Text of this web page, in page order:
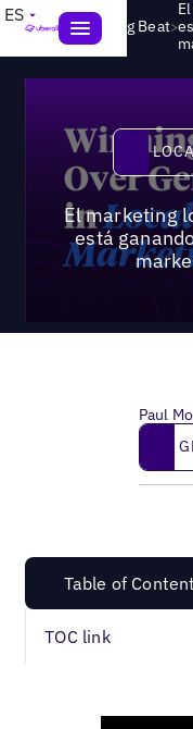
ES
Local Marketing Beat>
El marketing
está
Paul
Get
Table of Content
TOC link